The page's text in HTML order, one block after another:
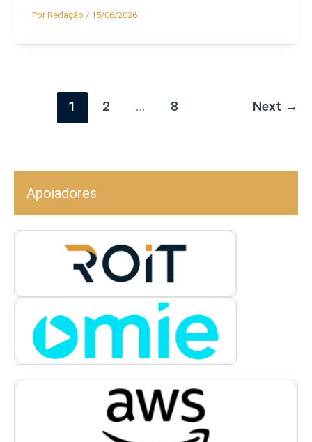
PorRedação / 15/06/2026
1 2 … 8 Next →
Apoiadores